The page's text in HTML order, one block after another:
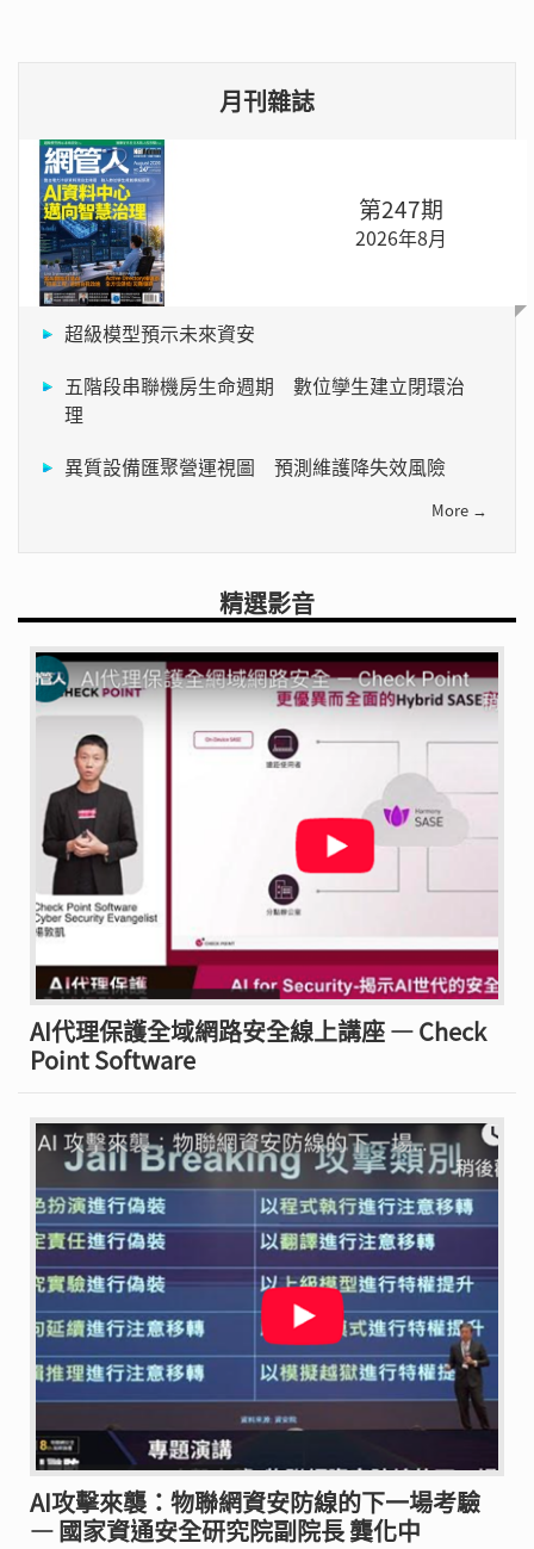
月刊雜誌
第247期
2026年8月
超級模型預示未來資安
五階段串聯機房生命週期 數位孿生建立閉環治
理
異質設備匯聚營運視圖 預測維護降失效風險
More →
精選影音
AI代理保護全域網路安全線上講座 — Check
Point Software
AI攻擊來襲：物聯網資安防線的下一場考驗
— 國家資通安全研究院副院長 龔化中